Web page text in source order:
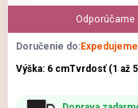
Odporúčame
Doručenie do:
Výška: 6 cmTvrdosť (1 až